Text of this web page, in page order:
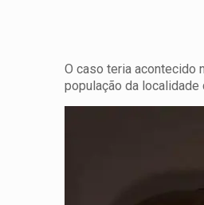
O caso teria acontecido
população da localidade